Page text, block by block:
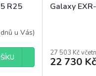
R25
u Vás)
Galaxy
27 503 Kč
22 730 Kč